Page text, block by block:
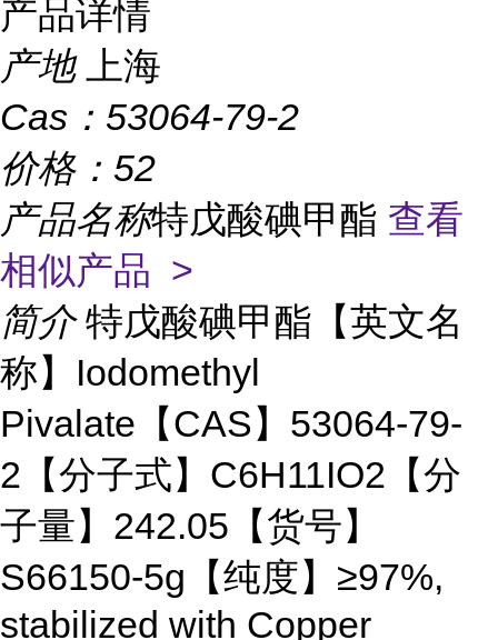
产品详情
产地
上海
Cas： 53064-79-2
价格： 52
产品名称特戊酸碘甲酯 查看
相似产品 >
简介 特戊酸碘甲酯【英文名
称】Iodomethyl
Pivalate【CAS】53064-79-
2【分子式】C6H11IO2【分
子量】242.05【货号】
S66150-5g【纯度】≥97%,
stabilized with Copper